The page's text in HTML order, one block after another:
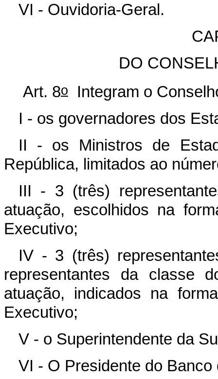
VI - Ouvidoria-Geral.
DO
Art. 8o
Integram o
I - os governadores dos
II - os Ministros de
República, limitados ao
III - 3 (três)
atuação, escolhidos na
Executivo;
IV - 3 (três)
representantes da classe
atuação, indicados na
Executivo;
V - o Superintendente da
VI - O Presidente do Banco